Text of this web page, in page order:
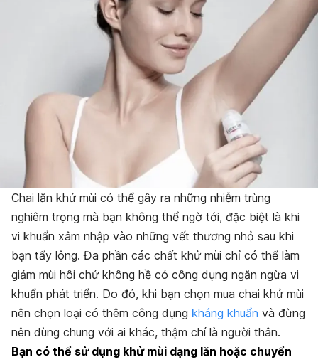
Chai lăn khử mùi có thể gây ra những nhiễm trùng
nghiêm trọng mà bạn không thể ngờ tới, đặc biệt là khi
vi khuẩn xâm nhập vào những vết thương nhỏ sau khi
bạn tẩy lông. Đa phần các chất khử mùi chỉ có thể làm
giảm mùi hôi chứ không hề có công dụng ngăn ngừa vi
khuẩn phát triển. Do đó, khi bạn chọn mua chai khử mùi
nên chọn loại có thêm công dụng kháng khuẩn và đừng
nên dùng chung với ai khác, thậm chí là người thân.
Bạn có thể sử dụng khử mùi dạng lăn hoặc chuyển